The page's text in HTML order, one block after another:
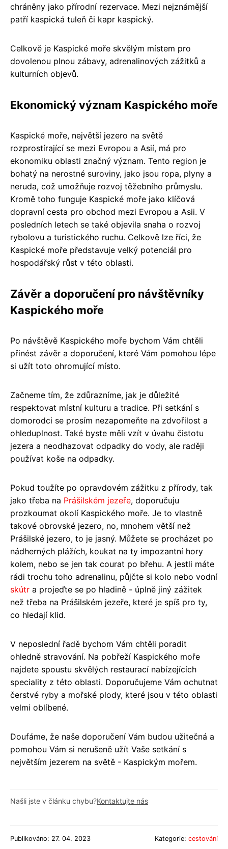
chráněny jako přírodní rezervace. Mezi nejznámější
patří kaspická tuleň či kapr kaspický.
Celkově je Kaspické moře skvělým místem pro
dovolenou plnou zábavy, adrenalinových zážitků a
kulturních objevů.
Ekonomický význam Kaspického moře
Kaspické moře, největší jezero na světě
rozprostírající se mezi Evropou a Asií, má pro
ekonomiku oblasti značný význam. Tento region je
bohatý na nerostné suroviny, jako jsou ropa, plyny a
neruda, což umožňuje rozvoj těžebního průmyslu.
Kromě toho funguje Kaspické moře jako klíčová
dopravní cesta pro obchod mezi Evropou a Asii. V
posledních letech se také objevila snaha o rozvoj
rybolovu a turistického ruchu. Celkově lze říci, že
Kaspické moře představuje velký potenciál pro
hospodářský růst v této oblasti.
Závěr a doporučení pro návštěvníky
Kaspického moře
Po návštěvě Kaspického moře bychom Vám chtěli
přinést závěr a doporučení, které Vám pomohou lépe
si užít toto ohromující místo.
Začneme tím, že zdůrazníme, jak je důležité
respektovat místní kulturu a tradice. Při setkání s
domorodci se prosím nezapomeňte na zdvořilost a
ohleduplnost. Také byste měli vzít v úvahu čistotu
jezera a neodhazovat odpadky do vody, ale raději
používat koše na odpadky.
Pokud toužíte po opravdovém zážitku z přírody, tak
jako třeba na Prášilském jezeře, doporučuju
prozkoumat okolí Kaspického moře. Je to vlastně
takové obrovské jezero, no, mnohem větší než
Prášilské jezero, to je jasný. Můžete se procházet po
nádherných plážích, koukat na ty impozantní hory
kolem, nebo se jen tak courat po břehu. A jestli máte
rádi trochu toho adrenalinu, půjčte si kolo nebo vodní
skútr a projeďte se po hladině - úplně jiný zážitek
než třeba na Prášilském jezeře, které je spíš pro ty,
co hledají klid.
V neposlední řadě bychom Vám chtěli poradit
ohledně stravování. Na pobřeží Kaspického moře
najdete spoustu skvělých restaurací nabízejících
speciality z této oblasti. Doporučujeme Vám ochutnat
čerstvé ryby a mořské plody, které jsou v této oblasti
velmi oblíbené.
Doufáme, že naše doporučení Vám budou užitečná a
pomohou Vám si nerušeně užít Vaše setkání s
největším jezerem na světě - Kaspickým mořem.
Našli jste v článku chybu?Kontaktujte nás
Publikováno: 27. 04. 2023 Kategorie: cestování